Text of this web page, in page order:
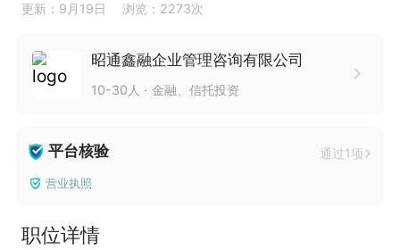
更新：9月19日 浏览：2273次
昭通鑫融企业管理咨询有限公司
10-30人 金融、信托投资
平台核验 通过1项
营业执照
职位详情